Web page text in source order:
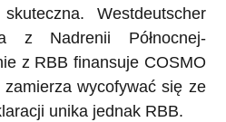
Westdeutscher
z Nadrenii Północnej-
z RBB finansuje COSMO
zamierza wycofywać się ze
unika jednak RBB.